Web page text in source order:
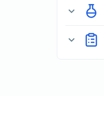
expand_more
expand_more